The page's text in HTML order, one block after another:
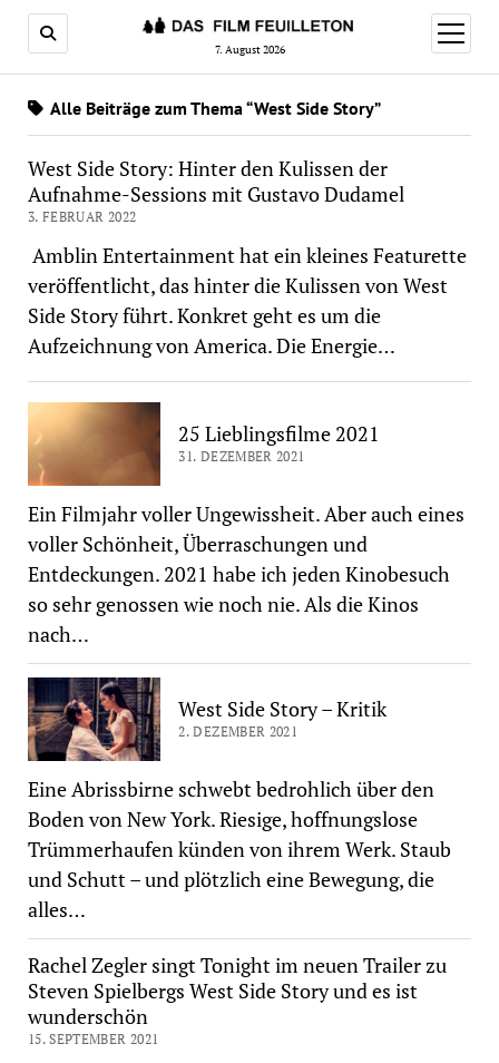
7. August 2026
Menü
öffnen
Alle Beiträge zum Thema “West Side Story”
West Side Story: Hinter den Kulissen der
Aufnahme-Sessions mit Gustavo Dudamel
3. FEBRUAR 2022
Amblin Entertainment hat ein kleines Featurette
veröffentlicht, das hinter die Kulissen von West
Side Story führt. Konkret geht es um die
Aufzeichnung von America. Die Energie…
25 Lieblingsfilme 2021
31. DEZEMBER 2021
Ein Filmjahr voller Ungewissheit. Aber auch eines
voller Schönheit, Überraschungen und
Entdeckungen. 2021 habe ich jeden Kinobesuch
so sehr genossen wie noch nie. Als die Kinos
nach…
West Side Story – Kritik
2. DEZEMBER 2021
Eine Abrissbirne schwebt bedrohlich über den
Boden von New York. Riesige, hoffnungslose
Trümmerhaufen künden von ihrem Werk. Staub
und Schutt – und plötzlich eine Bewegung, die
alles…
Rachel Zegler singt Tonight im neuen Trailer zu
Steven Spielbergs West Side Story und es ist
wunderschön
15. SEPTEMBER 2021